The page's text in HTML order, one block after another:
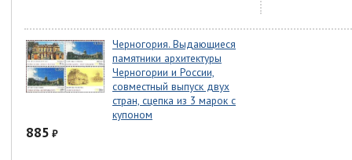
Черногория. Выдающиеся
памятники архитектуры
Черногории и России,
совместный выпуск двух
стран, сцепка из 3 марок с
купоном
885 ₽